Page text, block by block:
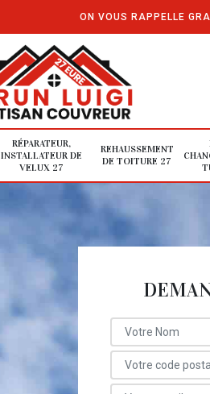
ON VOUS RAPPELLE
RÉPARATEUR,
INSTALLATEUR DE
VELUX 27
REHAUSSEMENT
DE TOITURE 27